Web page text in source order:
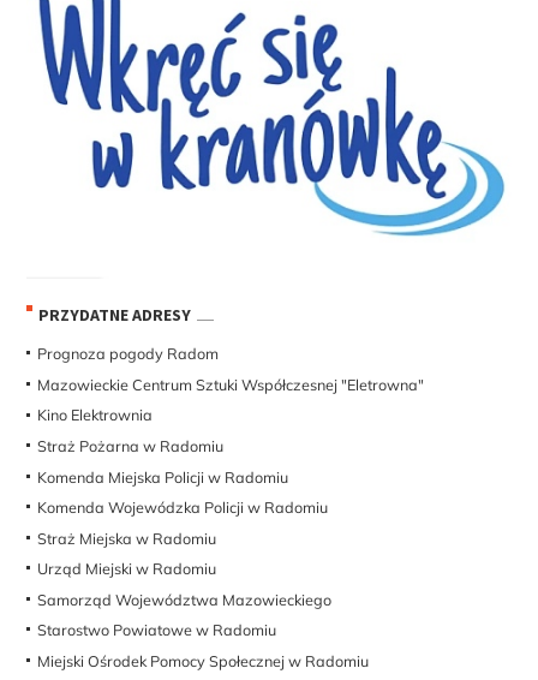
PRZYDATNE ADRESY
Prognoza pogody Radom
Mazowieckie Centrum Sztuki Współczesnej "Eletrowna"
Kino Elektrownia
Straż Pożarna w Radomiu
Komenda Miejska Policji w Radomiu
Komenda Wojewódzka Policji w Radomiu
Straż Miejska w Radomiu
Urząd Miejski w Radomiu
Samorząd Województwa Mazowieckiego
Starostwo Powiatowe w Radomiu
Miejski Ośrodek Pomocy Społecznej w Radomiu